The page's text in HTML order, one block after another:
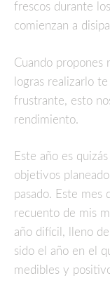
frescos durante
comienzan a
Cuando propones
logras realizarlo
frustrante, esto
rendimiento.
Este año es
objetivos
pasado. Este mes
recuento de mis
año difícil, lleno
sido el año en el
medibles y